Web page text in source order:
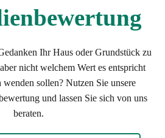
Ihr Haus oder Grundstück zu
nicht welchem Wert es entspricht
sollen? Nutzen Sie unsere
und lassen Sie sich von uns
beraten.